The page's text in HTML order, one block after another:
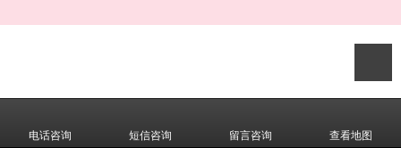
电话咨询 短信咨询 留言咨询 查看地图